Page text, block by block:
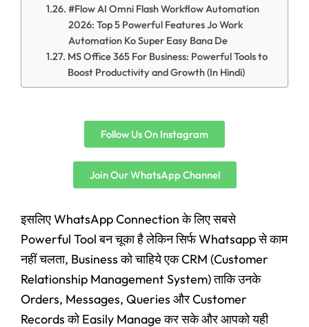
#Flow AI Omni Flash Workflow Automation
2026: Top 5 Powerful Features Jo Work
Automation Ko Super Easy Bana De
MS Office 365 For Business: Powerful Tools to
Boost Productivity and Growth (In Hindi)
Follow Us On Instagram
Join Our WhatsApp Channel
इसलिए WhatsApp Connection के लिए सबसे
Powerful Tool बन चूका है लेकिन सिर्फ Whatsapp से काम
नहीं चलता, Business को चाहिये एक CRM (Customer
Relationship Management System) ताकि उनके
Orders, Messages, Queries और Customer
Records को Easily Manage कर सके और आपको यही